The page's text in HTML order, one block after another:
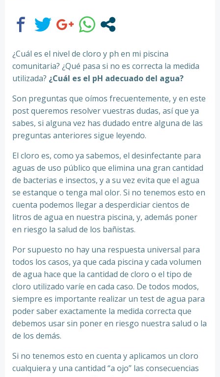
¿Cuál es el nivel de cloro y ph en mi piscina
comunitaria? ¿Qué pasa si no es correcta la medida
utilizada? ¿Cuál es el pH adecuado del agua?
Son preguntas que oímos frecuentemente, y en este
post queremos resolver vuestras dudas, así que ya
sabes, si alguna vez has dudado entre alguna de las
preguntas anteriores sigue leyendo.
El cloro es, como ya sabemos, el desinfectante para
aguas de uso público que elimina una gran cantidad
de bacterias e insectos, y a su vez evita que el agua
se estanque o tenga mal olor. Si no tenemos esto en
cuenta podemos llegar a desperdiciar cientos de
litros de agua en nuestra piscina, y, además poner
en riesgo la salud de los bañistas.
Por supuesto no hay una respuesta universal para
todos los casos, ya que cada piscina y cada volumen
de agua hace que la cantidad de cloro o el tipo de
cloro utilizado varíe en cada caso. De todos modos,
siempre es importante realizar un test de agua para
poder saber exactamente la medida correcta que
debemos usar sin poner en riesgo nuestra salud o la
de los demás.
Si no tenemos esto en cuenta y aplicamos un cloro
cualquiera y una cantidad “a ojo” las consecuencias